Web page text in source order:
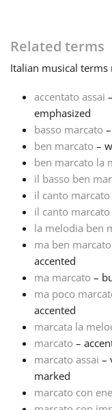
Português
Русский
Tiếng Việt
Türkçe
简体中文
繁體中文
Related terms
Italian musical terms
accentato assai
emphasized
basso marcato
ben marcato –
ben marcato la
il basso ben
il canto marcato
il canto marcato
la melodia ben
ma ben marcato
accented
ma marcato –
ma poco
accented
marcata la
marcato –
marcato assai –
marked
marcato con